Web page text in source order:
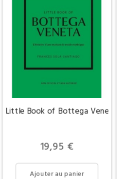
Little Book of Bottega Veneta
Prix
19,95 €
Ajouter au panier